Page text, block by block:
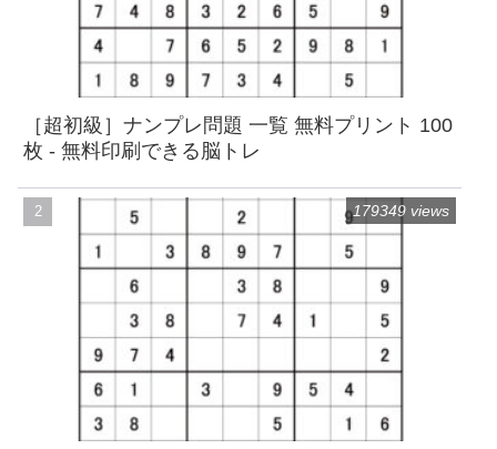
［超初級］ナンプレ問題 一覧 無料プリント 100
枚 - 無料印刷できる脳トレ
179349 views